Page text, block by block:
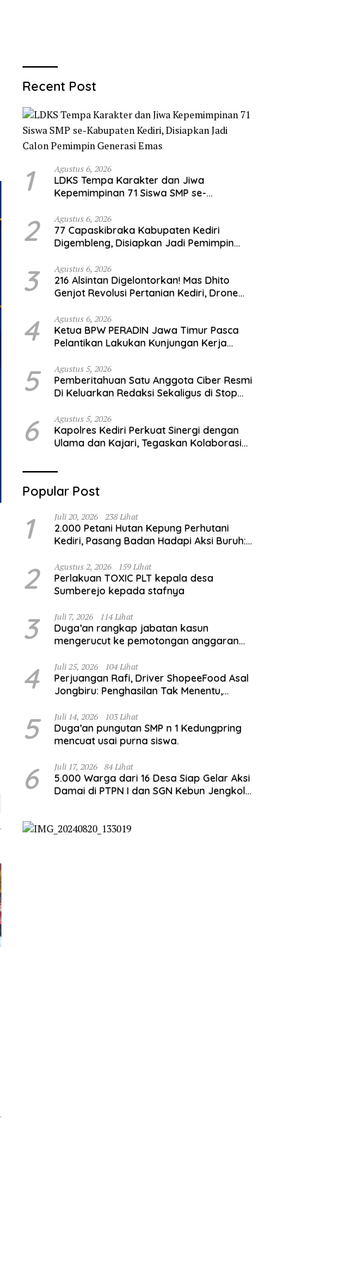
Recent Post
1 Agustus 6, 2026
LDKS Tempa Karakter dan Jiwa
Kepemimpinan 71 Siswa SMP se-
Pemimpin Generasi Emas
2 Agustus 6, 2026
77 Capaskibraka Kabupaten Kediri
Digembleng, Disiapkan Jadi Pemimpin
Merah Putih
3 Agustus 6, 2026
216 Alsintan Digelontorkan! Mas Dhito
Genjot Revolusi Pertanian Kediri, Drone
Regenerasi Petani
4 Agustus 6, 2026
Ketua BPW PERADIN Jawa Timur Pasca
Pelantikan Lakukan Kunjungan Kerja
Sinergitas Organisasi
5 Agustus 5, 2026
Pemberitahuan Satu Anggota Ciber Resmi
Di Keluarkan Redaksi Sekaligus di Stop
6 Agustus 5, 2026
Kapolres Kediri Perkuat Sinergi dengan
Ulama dan Kajari, Tegaskan Kolaborasi
Popular Post
1 Juli 20, 2026 238 Lihat
2.000 Petani Hutan Kepung Perhutani
Kediri, Pasang Badan Hadapi Aksi Buruh:
Hutan”
2 Agustus 2, 2026 159 Lihat
Perlakuan TOXIC PLT kepala desa
Sumberejo kepada stafnya
3 Juli 7, 2026 114 Lihat
Duga’an rangkap jabatan kasun
mengerucut ke pemotongan anggaran
4 Juli 25, 2026 104 Lihat
Perjuangan Rafi, Driver ShopeeFood Asal
Jongbiru: Penghasilan Tak Menentu,
5 Juli 14, 2026 103 Lihat
Duga’an pungutan SMP n 1 Kedungpring
mencuat usai purna siswa.
6 Juli 17, 2026 84 Lihat
5.000 Warga dari 16 Desa Siap Gelar Aksi
Damai di PTPN I dan SGN Kebun Jengkol,